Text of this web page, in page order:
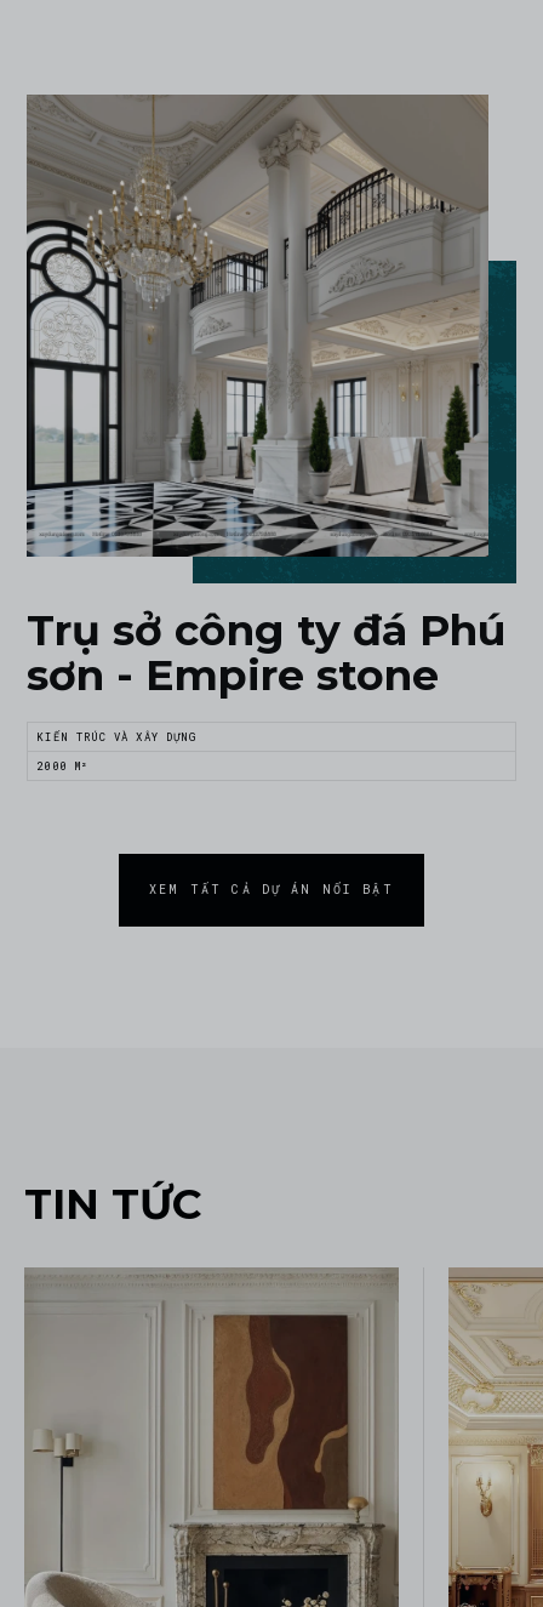
Trụ sở công ty đá Phú
sơn - Empire stone
KIẾN TRÚC VÀ XÂY DỰNG
2000 M²
XEM TẤT CẢ DỰ ÁN NỔI BẬT
TIN TỨC